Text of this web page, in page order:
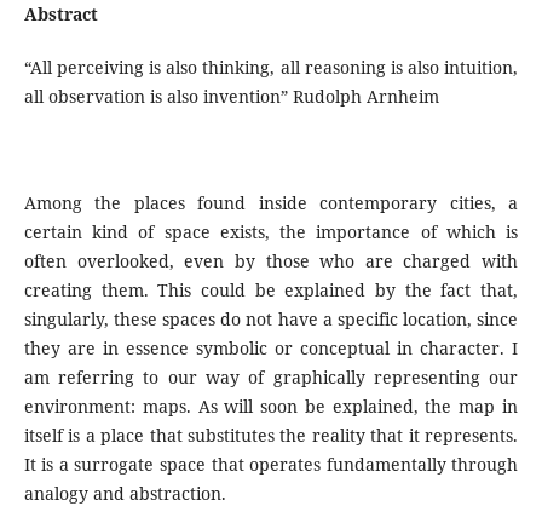
Abstract
“All perceiving is also thinking, all reasoning is also intuition,
all observation is also invention” Rudolph Arnheim
Among the places found inside contemporary cities, a
certain kind of space exists, the importance of which is
often overlooked, even by those who are charged with
creating them. This could be explained by the fact that,
singularly, these spaces do not have a specific location, since
they are in essence symbolic or conceptual in character. I
am referring to our way of graphically representing our
environment: maps. As will soon be explained, the map in
itself is a place that substitutes the reality that it represents.
It is a surrogate space that operates fundamentally through
analogy and abstraction.